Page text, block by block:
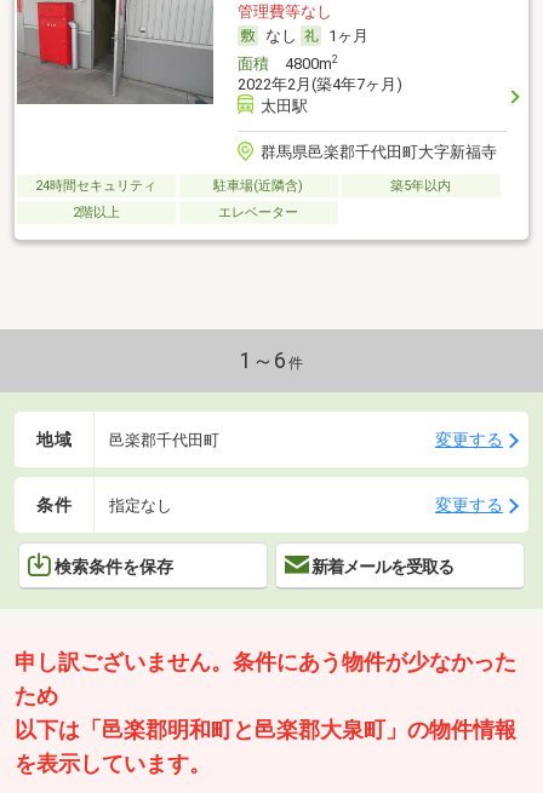
管理費等なし
なし
1ヶ月
面積4800m2
2022年2月(築4年7ヶ月)
太田駅
群馬県邑楽郡千代田町大字新福寺
24時間セキュリティ 駐車場(近隣含)
築5年以内
2階以上
エレベーター
1～6 件
地域 邑楽郡千代田町 変更する
条件 指定なし 変更する
検索条件を保存 新着メールを受取る
申し訳ございません。条件にあう物件が少なかった
ため
以下は「邑楽郡明和町と邑楽郡大泉町」の物件情報
を表示しています。